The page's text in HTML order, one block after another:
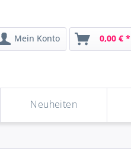
Mein Konto 0,00 € *
Neuheiten